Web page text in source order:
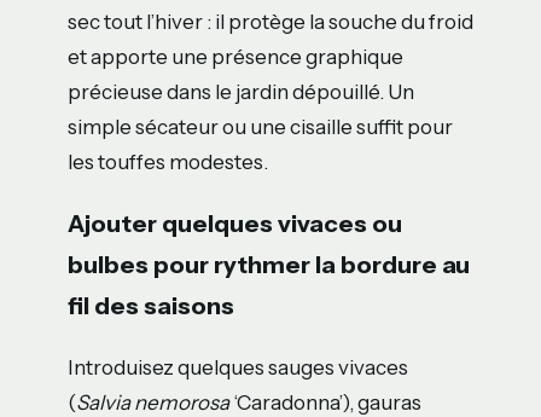
sec tout l’hiver : il protège la souche du froid
et apporte une présence graphique
précieuse dans le jardin dépouillé. Un
simple sécateur ou une cisaille suffit pour
les touffes modestes.
Ajouter quelques vivaces ou
bulbes pour rythmer la bordure au
fil des saisons
Introduisez quelques sauges vivaces
(Salvia nemorosa‘Caradonna’), gauras